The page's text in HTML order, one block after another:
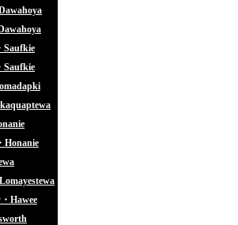
Saufkie
Honanie
Hawee